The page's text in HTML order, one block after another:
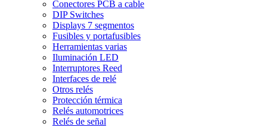
Conectores PCB a cable
DIP Switches
Displays 7 segmentos
Fusibles y portafusibles
Herramientas varias
Iluminación LED
Interruptores Reed
Interfaces de relé
Otros relés
Protección térmica
Relés automotrices
Relés de señal